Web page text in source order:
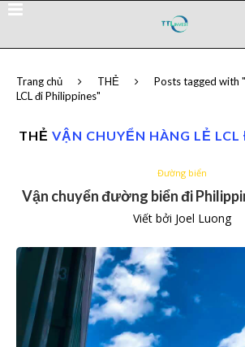
Trang chủ THẺ
Posts tagged with
LCL đi Philippines"
THẺ VẬN CHUYỂN HÀNG LẺ LCL
Đường biển
Vận chuyển đường biển đi
Viết bởi Joel Luong